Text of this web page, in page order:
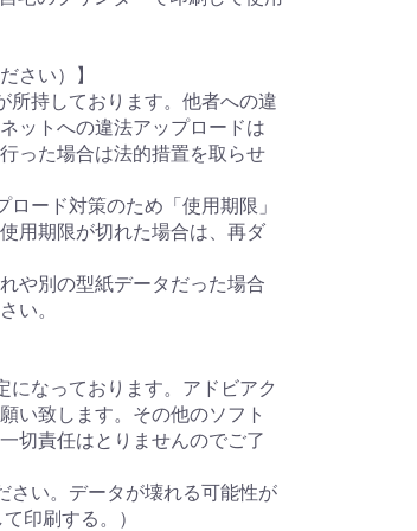
さい）】
所持しております。他者への違
ットへの違法アップロードは
った場合は法的措置を取らせ
ード対策のため「使用期限」
用期限が切れた場合は、再ダ
や別の型紙データだった場合
い。
なっております。アドビアク
い致します。その他のソフト
切責任はとりませんのでご了
さい。データが壊れる可能性が
印刷する。）